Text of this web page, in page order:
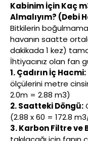
Kabinim İçin Kaç
Almalıyım? (Debi
Bitkilerin
havanın saatte
dakikada 1 kez)
İhtiyacınız olan fan
1. Çadırın İç Hacmi:
ölçülerini metre
2.0m = 2.88 m3)
2. Saatteki Döngü:
(2.88 x 60 = 172.8
3. Karbon Filtre ve